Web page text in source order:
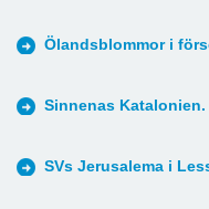
Ölandsblommor i
Sinnenas Katalonien.
SVs Jerusalema i